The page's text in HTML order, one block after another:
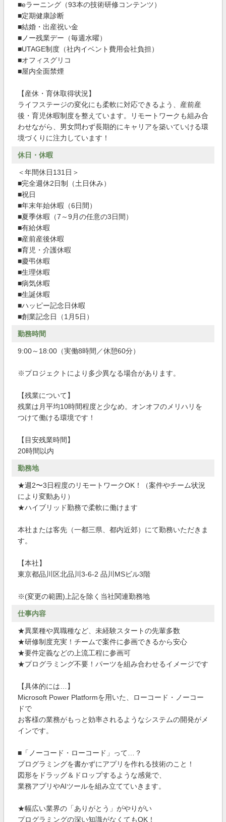
■eラーニング（93本の技術研修コンテンツ）
■定期健康診断
■結婚・出産祝い金
■ノー残業デー（毎週水曜）
■UTAGE制度（社内イベント費用会社負担）
■オフィスグリコ
■屋内全面禁煙
【産休・育休取得状況】
ライフステージの変化にも柔軟に対応できるよう、産前産
後・育児休暇制度を整えています。リモートワークも組み合
わせながら、男女問わず長期的にキャリアを築いていける環
境づくりに注力しています！
休日・休暇
＜年間休日131日＞
■完全週休2日制（土日休み）
■祝日
■年末年始休暇（6日間）
■夏季休暇（7～9月の任意の3日間）
■有給休暇
■産前産後休暇
■育児・介護休暇
■慶弔休暇
■生理休暇
■病気休暇
■生誕休暇
■ハッピー記念日休暇
■創業記念日（1月5日）
勤務時間
9:00～18:00（実働8時間／休憩60分）
※プロジェクトにより多少異なる場合があります。
【残業について】
残業は月平均10時間程度と少なめ。オンオフのメリハリを
つけて働ける環境です！
【目安残業時間】
20時間以内
勤務地
★週2〜3日程度のリモートワークOK！（案件やチーム状況
により変動あり）
★ハイブリッド勤務で柔軟に働けます
本社または客先（一都三県、都内近郊）にて勤務いただきま
す。
【本社】
東京都品川区北品川3-6-2 品川MSビル3階
※(変更の範囲)上記を除く当社関連勤務地
仕事内容
★異業種や異職種など、未経験スタートの先輩多数
★研修制度充実！チームで案件に参画できるから安心
★要件定義などの上流工程に参画可
★プログラミング不要！パーツを組み合わせるイメージです
【具体的には…】
Microsoft Power Platformを用いた、ローコード・ノーコー
ドで
お客様の業務がもっと効率されるようなシステムの開発がメ
インです。
■「ノーコード・ローコード」って…？
プログラミングを書かずにアプリを作れる技術のこと！
図形をドラッグ＆ドロップするような感覚で、
業務アプリやAIツールを組み立てていきます。
★幅広い業界の「ありがとう」がやりがい
プログラミングの深い知識がなくてもOK！